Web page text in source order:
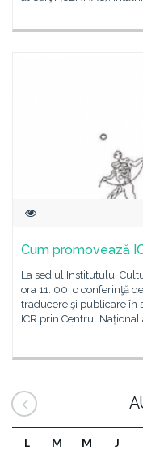
Cum promovează
La sediul Institutului
ora 11. 00, o conferinţă
traducere şi publicare în
ICR prin Centrul
L M M J